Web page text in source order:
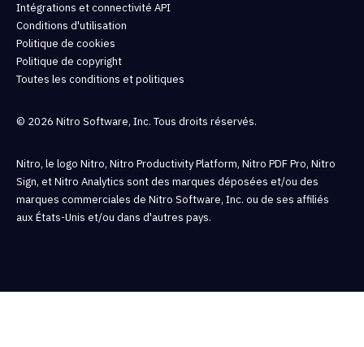
Intégrations et connectivité API
Conditions d'utilisation
Politique de cookies
Politique de copyright
Toutes les conditions et politiques
© 2026 Nitro Software, Inc. Tous droits réservés.
Nitro, le logo Nitro, Nitro Productivity Platform, Nitro PDF Pro, Nitro
Sign, et Nitro Analytics sont des marques déposées et/ou des
marques commerciales de Nitro Software, Inc. ou de ses affiliés
aux États-Unis et/ou dans d'autres pays.